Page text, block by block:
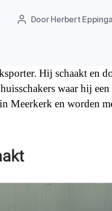
Berichtauteur
Door Herbert Eppinga
Hij schaakt en
waar hij
Meerkerk en worden